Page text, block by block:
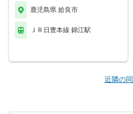
鹿児島県 姶良市
ＪＲ日豊本線 錦江駅
近隣の